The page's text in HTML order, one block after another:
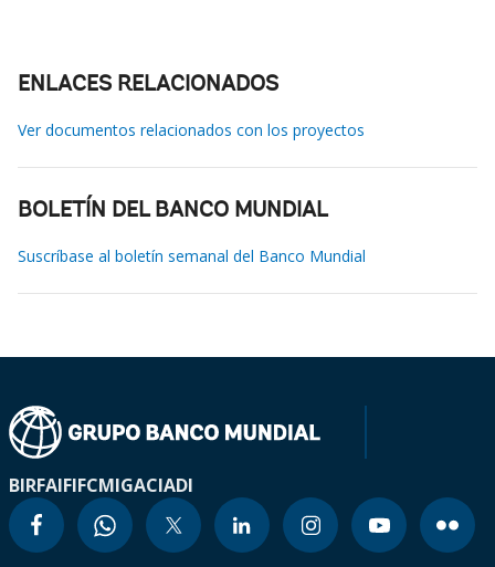
ENLACES RELACIONADOS
Ver documentos relacionados con los proyectos
BOLETÍN DEL BANCO MUNDIAL
Suscríbase al boletín semanal del Banco Mundial
BIRFAIFIFCMIGACIADI